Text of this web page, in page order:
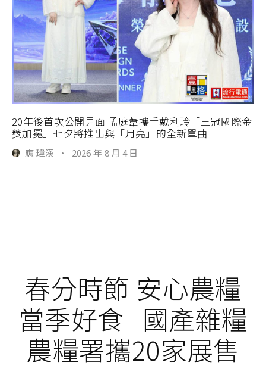
20年後首次公開見面 孟庭葦攜手戴利玲「三冠國際金
獎加冕」七夕將推出與「月亮」的全新單曲
應 瑋漢 · 2026 年 8 月 4 日
春分時節 安心農糧
當季好食 國產雜糧
農糧署攜20家展售